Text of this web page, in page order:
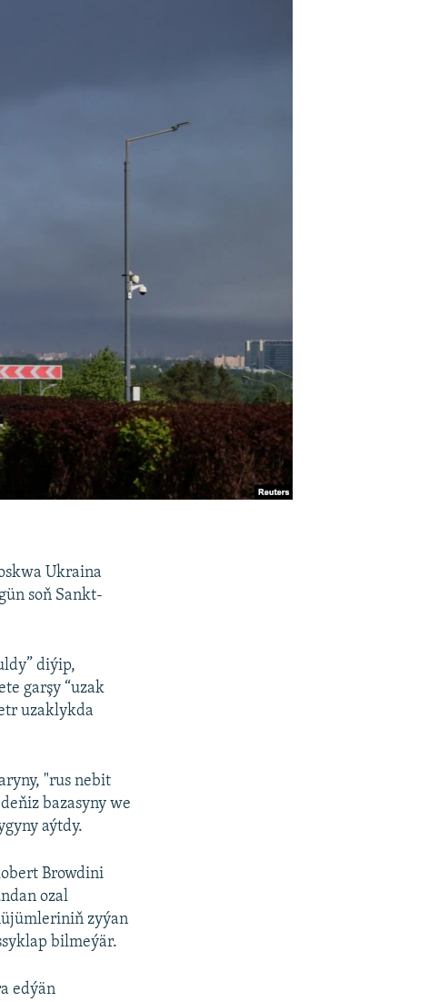
Ukraina
soň Sankt-
diýip,
garşy “uzak
uzaklykda
"rus nebit
bazasyny we
aýtdy.
Browdini
ozal
zyýan
bilmeýär.
edýän